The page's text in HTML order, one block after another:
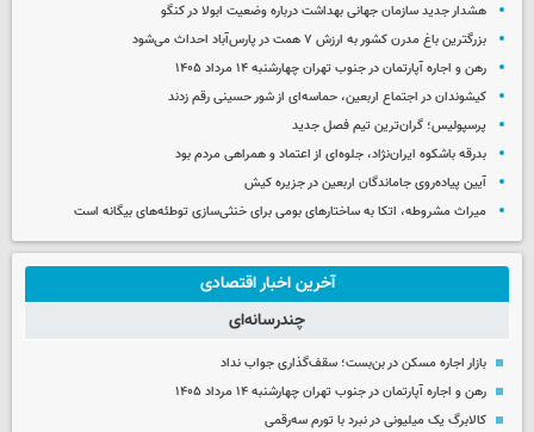
هشدار جدید سازمان جهانی بهداشت درباره وضعیت ابولا در کنگو
بزرگترین باغ مدرن کشور به ارزش ۷ همت در پارس‌آباد احداث می‌شود
رهن و اجاره آپارتمان در جنوب تهران چهارشنبه ۱۴ مرداد ۱۴۰۵
کیشوندان در اجتماع اربعین، حماسه‌ای از شور حسینی رقم زدند
پرسپولیس؛ گران‌ترین تیم فصل جدید
بدرقه باشکوه ایران‌نژاد، جلوه‌ای از اعتماد و همراهی مردم بود
آیین پیاده‌روی جاماندگان اربعین در جزیره کیش
میراث مشروطه، اتکا به ساختارهای بومی برای خنثی‌سازی توطئه‌های بیگانه است
آخرین اخبار اقتصادی
چندرسانه‌ای
بازار اجاره مسکن در بن‌بست؛ سقف‌گذاری جواب نداد
رهن و اجاره آپارتمان در جنوب تهران چهارشنبه ۱۴ مرداد ۱۴۰۵
کالابرگ یک میلیونی در نبرد با تورم سه‌رقمی